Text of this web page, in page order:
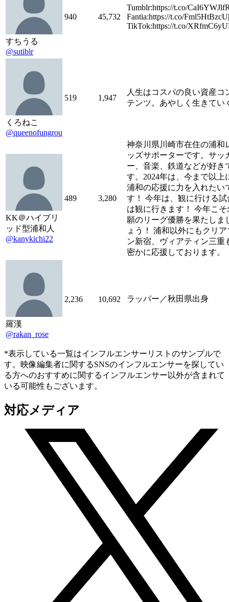
すちうる
@sutiblr
940 45,732
Tumblr:https://t.co/
Fantia:https://t.co/Fml5HtBzcU|
TikTok:https://t.co/
くろねこ
@queenofungrou
519 1,947
人生はコスパの良い資産コ
テンツ。あやしく生きてい
KK＠ハイブリ
ッド型浦和人
@kanykichi22
489 3,280
神奈川県川崎市在住の浦和
ッズサポーターです。サッ
ー、音楽、鉄道などが好き
す。2024年は、今まで以上
浦和の応援に力を入れたい
す！ 今年は、観に行ける試
は観に行きます！ 今年こそ
願のリーグ優勝を果たしま
ょう！ 浦和以外にもクリア
ン新宿、ヴィアティン三重
密かに応援しております。
羅漢
@rakan_rose
2,236 10,692 ラッパー／秋田県出身
*表示している一覧はインフルエンサーリストのサンプルで
す。映像編集者に関するSNSのインフルエンサーを探してい
る方へのおすすめに関するインフルエンサー以外が含まれて
いる可能性もございます。
対応メディア